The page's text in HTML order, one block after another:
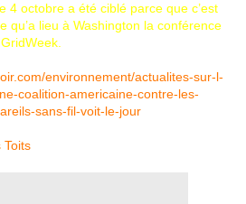
4 octobre a été ciblé parce que c’est
qu’a lieu à Washington la conférence
environnement/actualites-sur-l-
coalition-americaine-contre-les-
sans-fil-voit-le-jour
Toits